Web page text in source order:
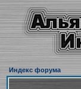
Индекс форума